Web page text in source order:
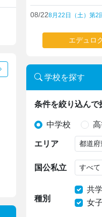
08/228月22日（土）第2
エデュロ
学校を探す
条件を絞り込んで
中学校
エリア
国公私立
種別
共学
女